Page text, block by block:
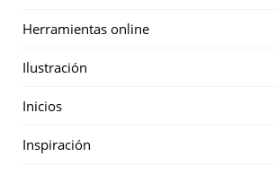
Herramientas online
Ilustración
Inicios
Inspiración